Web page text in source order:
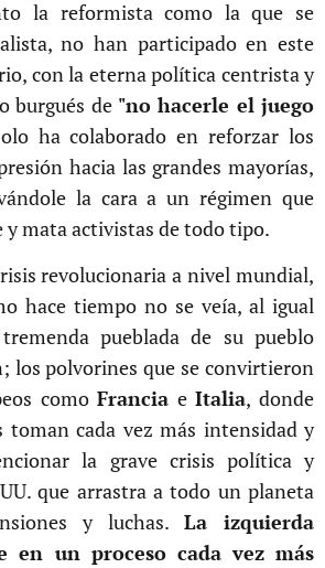
la reformista como la que se
no han participado en este
con la eterna política centrista y
burgués de "no hacerle el juego
ha colaborado en reforzar los
hacia las grandes mayorías,
la cara a un régimen que
y mata activistas de todo tipo.
revolucionaria a nivel mundial,
hace tiempo no se veía, al igual
pueblada de su pueblo
los polvorines que se convirtieron
comoFrancia eItalia, donde
toman cada vez más intensidad y
la grave crisis política y
que arrastra a todo un planeta
y luchas. La izquierda
en un proceso cada vez más